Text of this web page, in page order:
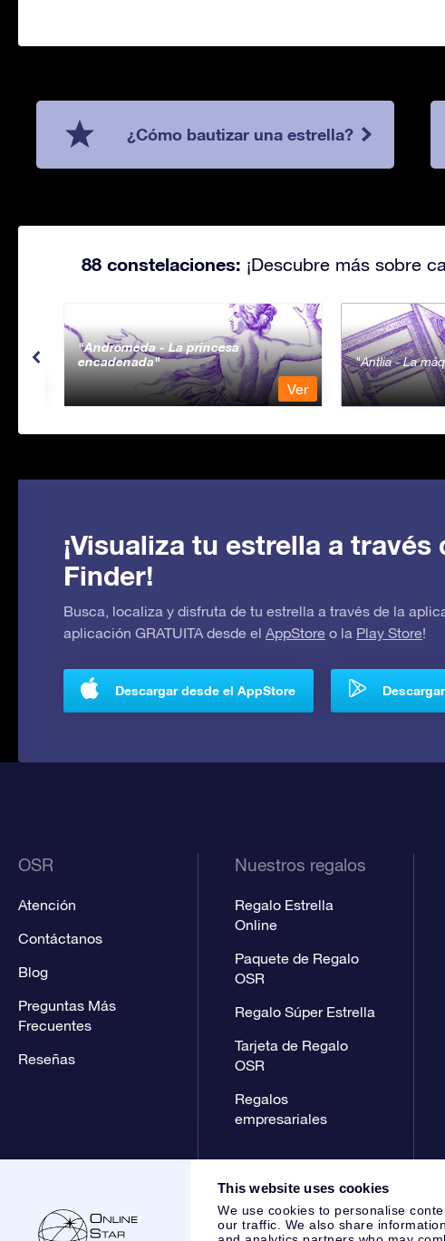
This website uses cookies
We use cookies to personalise
our traffic. We also share
¿Cómo bautizar una estrella?
88 constelaciones: ¡Descubre más sobre
Andromeda - La princesa
encadenada
Ver
Antlia - La
¡Visualiza tu estrella a
Finder!
Busca, localiza y disfruta de tu estrella a través de la
aplicación GRATUITA desde el AppStore o la Play Store!
Descargar desde el AppStore
OSR
Atención
Contáctanos
Blog
Preguntas Más
Frecuentes
Reseñas
Nuestros regalos
Regalo Estrella
Online
Paquete de Regalo
OSR
Regalo Súper Estrella
Tarjeta de Regalo
OSR
Regalos
empresariales